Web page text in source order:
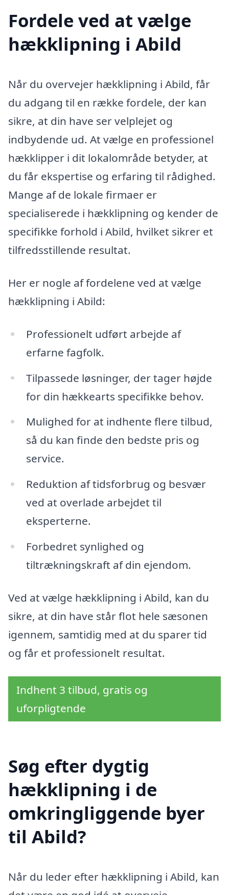
Fordele ved at vælge
hækklipning i Abild
Når du overvejer hækklipning i Abild, får
du adgang til en række fordele, der kan
sikre, at din have ser velplejet og
indbydende ud. At vælge en professionel
hækklipper i dit lokalområde betyder, at
du får ekspertise og erfaring til rådighed.
Mange af de lokale firmaer er
specialiserede i hækklipning og kender de
specifikke forhold i Abild, hvilket sikrer et
tilfredsstillende resultat.
Her er nogle af fordelene ved at vælge
hækklipning i Abild:
Professionelt udført arbejde af
erfarne fagfolk.
Tilpassede løsninger, der tager højde
for din hækkearts specifikke behov.
Mulighed for at indhente flere tilbud,
så du kan finde den bedste pris og
service.
Reduktion af tidsforbrug og besvær
ved at overlade arbejdet til
eksperterne.
Forbedret synlighed og
tiltrækningskraft af din ejendom.
Ved at vælge hækklipning i Abild, kan du
sikre, at din have står flot hele sæsonen
igennem, samtidig med at du sparer tid
og får et professionelt resultat.
Indhent 3 tilbud, gratis og
uforpligtende
Søg efter dygtig
hækklipning i de
omkringliggende byer
til Abild?
Når du leder efter hækklipning i Abild, kan